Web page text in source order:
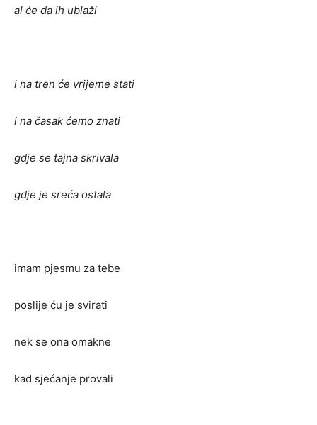
al će da ih ublaži
i na tren će vrijeme stati
i na časak ćemo znati
gdje se tajna skrivala
gdje je sreća ostala
imam pjesmu za tebe
poslije ću je svirati
nek se ona omakne
kad sjećanje provali